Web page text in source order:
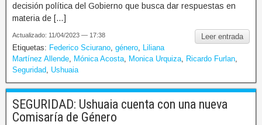
decisión política del Gobierno que busca dar respuestas en
materia de […]
Leer entrada
Actualizado: 11/04/2023 — 17:38
Etiquetas: Federico Sciurano género
Liliana
Martínez Allende
Mónica Acosta Monica Urquiza Ricardo Furlan
Seguridad
Ushuaia
SEGURIDAD: Ushuaia cuenta con una nueva
Comisaría de Género